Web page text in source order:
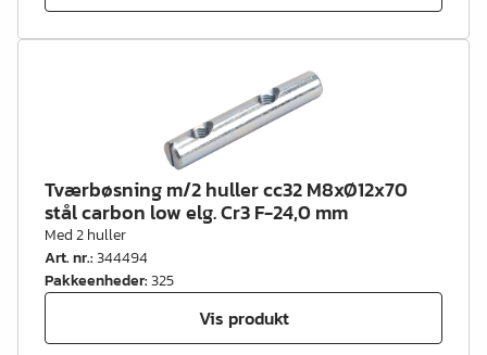
Tværbøsning m/2 huller cc32 M8xØ12x70
stål carbon low elg. Cr3 F-24,0 mm
Med 2 huller
Art. nr.:344494
Pakkeenheder:325
Vis produkt